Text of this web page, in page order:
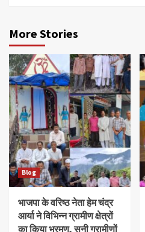
More Stories
Blog
भाजपा के वरिष्ठ नेता हेम चंद्र
आर्या ने विभिन्न ग्रामीण क्षेत्रों
का किया भ्रमण, सुनी ग्रामीणों